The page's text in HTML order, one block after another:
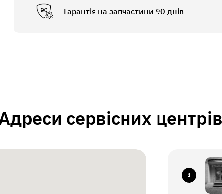
Гарантія на запчастини 90 днів
сервісних центрів
1